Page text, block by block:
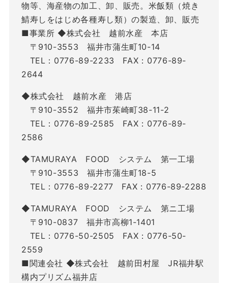
物等、海産物の加工、卸、販売。米飯類（焼き
鯖寿しをはじめ各種寿し類）の製造、卸、販売
■事業所 ◆株式会社 越前水産 本店
〒910-3553 福井市蒲生町10-14
TEL：0776-89-2233 FAX：0776-89-
2644
◆株式会社 越前水産 港店
〒910-3552 福井市茱崎町38-11-2
TEL：0776-89-2585 FAX：0776-89-
2586
◆TAMURAYA FOOD システム 第一工場
〒910-3553 福井市蒲生町18-5
TEL：0776-89-2277 FAX：0776-89-2288
◆TAMURAYA FOOD システム 第ニ工場
〒910-0837 福井市高柳1-1401
TEL：0776-50-2505 FAX：0776-50-
2559
■関連会社 ◆株式会社 越前田村屋 JR福井駅
構内プリズム福井店